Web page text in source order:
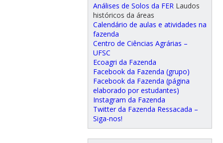
Análises de Solos da FER Laudos
históricos da áreas
Calendário de aulas e atividades na
fazenda
Centro de Ciências Agrárias –
UFSC
Ecoagri da Fazenda
Facebook da Fazenda (grupo)
Facebook da Fazenda (página
elaborado por estudantes)
Instagram da Fazenda
Twitter da Fazenda Ressacada –
Siga-nos!